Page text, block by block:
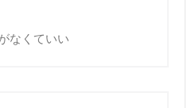
なくていい